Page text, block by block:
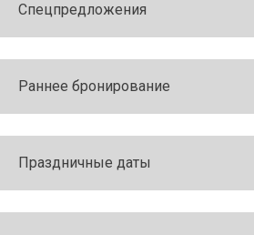
Спецпредложения
Раннее бронирование
Праздничные даты
5*
Недорогие отели 4*